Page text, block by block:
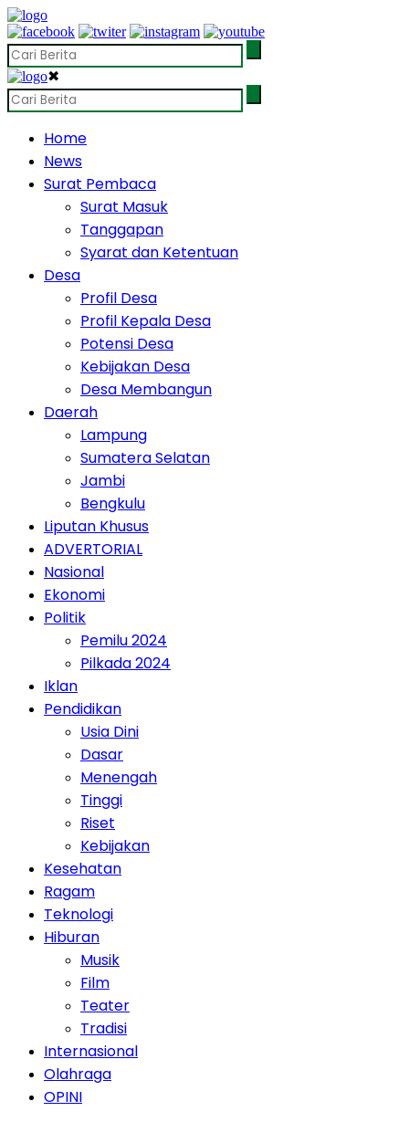
✖
Home
News
Surat Pembaca
Surat Masuk
Tanggapan
Syarat dan Ketentuan
Desa
Profil Desa
Profil Kepala Desa
Potensi Desa
Kebijakan Desa
Desa Membangun
Daerah
Lampung
Sumatera Selatan
Jambi
Bengkulu
Liputan Khusus
ADVERTORIAL
Nasional
Ekonomi
Politik
Pemilu 2024
Pilkada 2024
Iklan
Pendidikan
Usia Dini
Dasar
Menengah
Tinggi
Riset
Kebijakan
Kesehatan
Ragam
Teknologi
Hiburan
Musik
Film
Teater
Tradisi
Internasional
Olahraga
OPINI